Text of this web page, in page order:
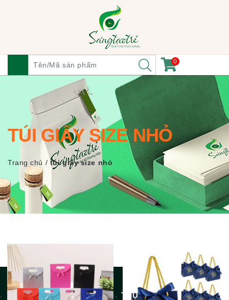
0
TÚI GIẤY SIZE NHỎ
Trang chủ /túi giấy size nhỏ
TRỤ